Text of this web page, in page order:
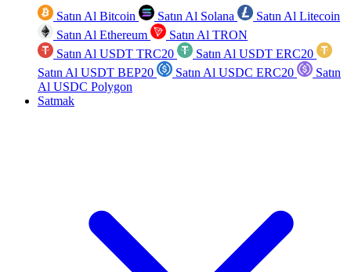
Satın Al Bitcoin Satın Al Solana
Satın Al Litecoin
Satın Al Ethereum
Satın Al TRON
Satın Al USDT TRC20
Satın Al USDT ERC20
Satın Al USDT BEP20
Satın Al USDC ERC20
Satın
Al USDC Polygon
Satmak